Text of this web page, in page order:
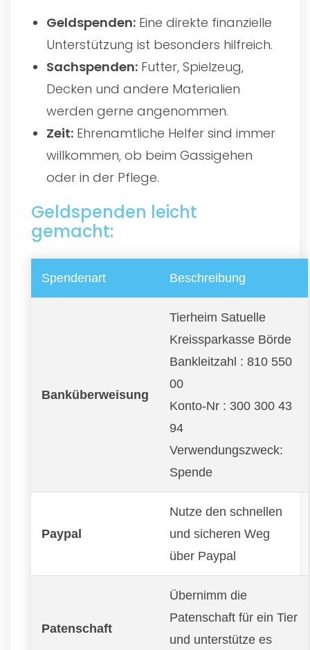
Geldspenden: Eine direkte finanzielle
Unterstützung ist besonders hilfreich.
Sachspenden: Futter, Spielzeug,
Decken und andere Materialien
werden gerne angenommen.
Zeit: Ehrenamtliche Helfer sind immer
willkommen, ob beim Gassigehen
oder in der Pflege.
Geldspenden leicht
gemacht:
Spendenart Beschreibung
Banküberweisung
Tierheim Satuelle
Kreissparkasse Börde
Bankleitzahl : 810 550
00
Konto-Nr : 300 300 43
94
Verwendungszweck:
Spende
Paypal
Nutze den schnellen
und sicheren Weg
über Paypal
Patenschaft
Übernimm die
Patenschaft für ein Tier
und unterstütze es